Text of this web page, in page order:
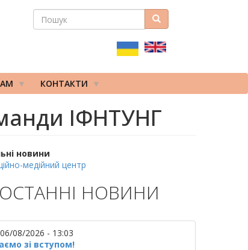
ПОШУКОВА
ПОШУК Пошук
КОНТАКТИ
ІФНТУНГ
новини
медійний центр
ОСТАННІ НОВИНИ
08/2026 - 13:03
зі вступом!